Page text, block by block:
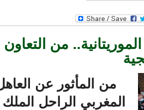
من التعاون
من المأثور عن العاهل
المغربي الراحل الملك